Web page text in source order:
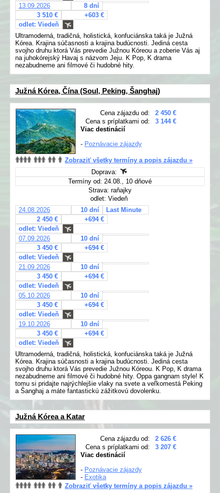
13.09.2026
8 dní
3 510 €
+603 €
odlet: Viedeň
Ultramoderná, tradičná, holistická, konfuciánska taká je Južná
Kórea. Krajina súčasnosti a krajina budúcnosti. Jediná cesta
svojho druhu ktorá Vás prevedie Južnou Kóreou a zoberie Vás aj
na juhokórejský Havaj s názvom Jeju. K Pop, K drama
nezabudneme ani filmové či hudobné hity.
Južná Kórea, Čína (Soul, Peking, Šanghaj)
Cena zájazdu od:
2 450 €
Cena s príplatkami od:
3 144 €
Viac destinácií
- Poznávacie zájazdy
Zobraziť všetky termíny a popis zájazdu »
Doprava:
Termíny od: 24.08., 10 dňové
Strava: raňajky
odlet: Viedeň
24.08.2026
10 dní
Last Minute
2 450 €
+694 €
odlet: Viedeň
07.09.2026
10 dní
3 450 €
+694 €
odlet: Viedeň
21.09.2026
10 dní
3 450 €
+694 €
odlet: Viedeň
05.10.2026
10 dní
3 450 €
+694 €
odlet: Viedeň
19.10.2026
10 dní
3 450 €
+694 €
odlet: Viedeň
Ultramoderná, tradičná, holistická, konfuciánska taká je Južná
Kórea. Krajina súčasnosti a krajina budúcnosti. Jediná cesta
svojho druhu ktorá Vás prevedie Južnou Kóreou. K Pop, K drama
nezabudneme ani filmové či hudobné hity. Oppa gangnam style! K
tomu si pridajte najrýchlejšie vlaky na svete a veľkomestá Peking
a Šanghaj a máte fantastickú zážitkovú dovolenku.
Južná Kórea a Katar
Cena zájazdu od:
2 626 €
Cena s príplatkami od:
3 207 €
Viac destinácií
- Poznávacie zájazdy
- Exotika
Zobraziť všetky termíny a popis zájazdu »